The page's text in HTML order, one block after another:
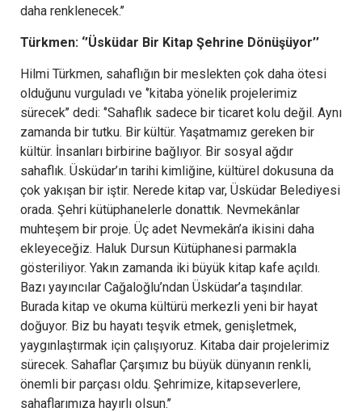
daha renklenecek.’’
Türkmen: ‘’Üsküdar Bir Kitap Şehrine Dönüşüyor’’
Hilmi Türkmen, sahaflığın bir meslekten çok daha ötesi
olduğunu vurguladı ve ‘’kitaba yönelik projelerimiz
sürecek’’ dedi: ‘’Sahaflık sadece bir ticaret kolu değil. Aynı
zamanda bir tutku. Bir kültür. Yaşatmamız gereken bir
kültür. İnsanları birbirine bağlıyor. Bir sosyal ağdır
sahaflık. Üsküdar’ın tarihi kimliğine, kültürel dokusuna da
çok yakışan bir iştir. Nerede kitap var, Üsküdar Belediyesi
orada. Şehri kütüphanelerle donattık. Nevmekânlar
muhteşem bir proje. Üç adet Nevmekân’a ikisini daha
ekleyeceğiz. Haluk Dursun Kütüphanesi parmakla
gösteriliyor. Yakın zamanda iki büyük kitap kafe açıldı.
Bazı yayıncılar Cağaloğlu’ndan Üsküdar’a taşındılar.
Burada kitap ve okuma kültürü merkezli yeni bir hayat
doğuyor. Biz bu hayatı teşvik etmek, genişletmek,
yaygınlaştırmak için çalışıyoruz. Kitaba dair projelerimiz
sürecek. Sahaflar Çarşımız bu büyük dünyanın renkli,
önemli bir parçası oldu. Şehrimize, kitapseverlere,
sahaflarımıza hayırlı olsun.’’